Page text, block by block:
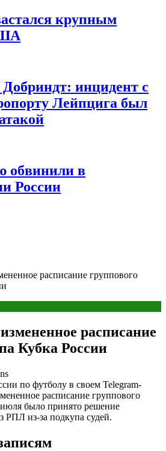
крупным
инцидент с
Лейпцига был
обвинили в
России
расписание группового
расписание
Кубка России
по футболу в своем Telegram-
расписание группового
июля было принято решение
РПЛ из-за подкупа судей.